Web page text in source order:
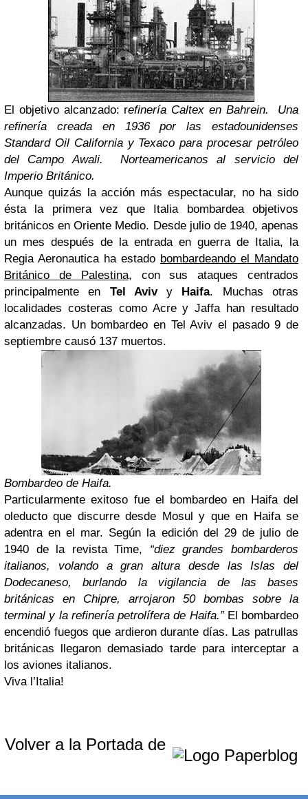
El objetivo alcanzado: refinería Caltex en Bahrein. Una
refinería creada en 1936 por las estadounidenses
Standard Oil California y Texaco para procesar petróleo
del Campo Awali. Norteamericanos al servicio del
Imperio Británico.
Aunque quizás la acción más espectacular, no ha sido
ésta la primera vez que Italia bombardea objetivos
británicos en Oriente Medio. Desde julio de 1940, apenas
un mes después de la entrada en guerra de Italia, la
Regia Aeronautica ha estado bombardeando el Mandato
Británico de Palestina, con sus ataques centrados
principalmente en Tel Avivy Haifa. Muchas otras
localidades costeras como Acre y Jaffa han resultado
alcanzadas. Un bombardeo en Tel Aviv el pasado 9 de
septiembre causó 137 muertos.
Bombardeo de Haifa.
Particularmente exitoso fue el bombardeo en Haifa del
oleducto que discurre desde Mosul y que en Haifa se
adentra en el mar. Según la edición del 29 de julio de
1940 de la revista Time, “diez grandes bombarderos
italianos, volando a gran altura desde las Islas del
Dodecaneso, burlando la vigilancia de las bases
británicas en Chipre, arrojaron 50 bombas sobre la
terminal y la refinería petrolífera de Haifa.”El bombardeo
encendió fuegos que ardieron durante días. Las patrullas
británicas llegaron demasiado tarde para interceptar a
los aviones italianos.
Viva l’Italia!
Volver a la Portada de